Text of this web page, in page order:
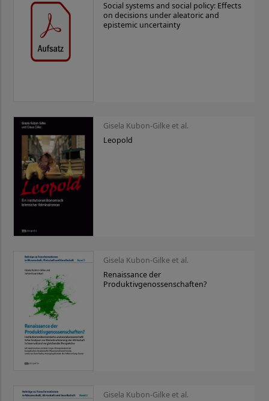
Social systems and social policy: Effects
on decisions under aleatoric and
epistemic uncertainty
Gisela Kubon-Gilke et al.
Leopold
Gisela Kubon-Gilke et al.
Renaissance der
Produktivgenossenschaften?
Gisela Kubon-Gilke et al.